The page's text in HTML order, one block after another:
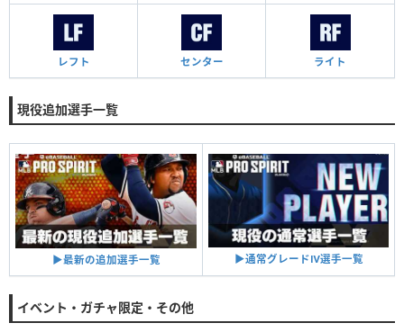
レフト センター ライト
現役追加選手一覧
▶︎最新の追加選手一覧 ▶︎通常グレードⅣ選手一覧
イベント・ガチャ限定・その他